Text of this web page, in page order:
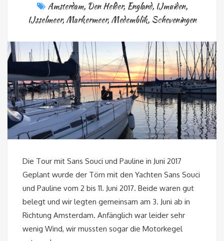
Amsterdam, Den Helder, England, IJmuiden,
IJsselmeer, Markermeer, Medemblik, Scheveningen
Die Tour mit Sans Souci und Pauline in Juni 2017
Geplant wurde der Törn mit den Yachten Sans Souci
und Pauline vom 2 bis 11. Juni 2017. Beide waren gut
belegt und wir legten gemeinsam am 3. Juni ab in
Richtung Amsterdam. Anfänglich war leider sehr
wenig Wind, wir mussten sogar die Motorkegel